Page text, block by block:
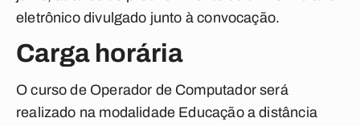
eletrônico divulgado junto à convocação.
Carga horária
O curso de Operador de Computador será
realizado na modalidade Educação a distância